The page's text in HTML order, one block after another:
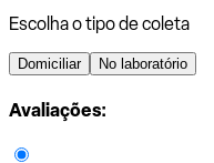
Escolha o tipo de coleta
Domiciliar No laboratório
Avaliações: